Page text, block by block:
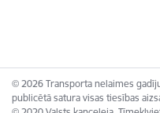
© 2026 Transporta nelaimes
publicētā satura visas tiesības